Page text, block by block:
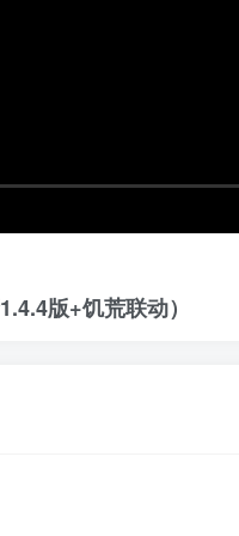
1.4.4版+饥荒联动）